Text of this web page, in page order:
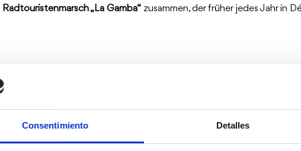
Consentimiento Detalles
Radtouristenmarsch „La Gamba“ zusammen, der früher jedes Jahr in